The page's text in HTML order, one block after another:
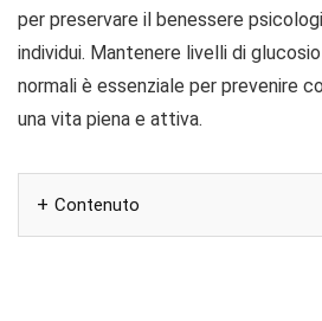
per preservare il benessere
individui. Mantenere livelli di
normali è essenziale per prevenire
una vita piena e attiva.
Contenuto